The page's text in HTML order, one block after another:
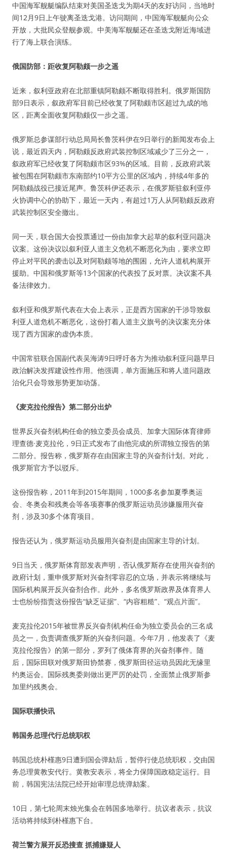
中国海军舰艇编队结束对美国圣迭戈为期4天的友好访问，当地时
间12月9日上午驶离圣迭戈港。访问期间，中国海军舰艇向公众
开放，大批民众登舰参观。中美海军舰艇还在圣迭戈附近海域进
行了海上联合演练。
俄国防部：距收复阿勒颇一步之遥
近来，叙利亚政府在北部重镇阿勒颇不断取得胜利。俄罗斯国防
部9日表示，叙政府军目前已经收复了阿勒颇市区超过九成的地
区，距离全面收复阿勒颇仅一步之遥。
俄罗斯总参谋部行动总局局长鲁茨科伊在9日举行的新闻发布会上
说，最近四天内，阿勒颇反政府武装控制区域减少了三分之一，
叙政府军已经收复了阿勒颇市区93%的区域。目前，反政府武装
被包围在阿勒颇市东南部约10平方公里的区域内，持续4年多的
阿勒颇战役已接近尾声。鲁茨科伊还表示，在俄罗斯驻叙利亚停
火协调中心的协助下，最近一天内，有超过1万人从阿勒颇反政府
武装控制区安全撤出。
同一天，联合国大会投票通过一份由加拿大起草的叙利亚问题决
议案。这份决议以叙利亚人道主义危机不断恶化为由，要求立即
停止对平民的袭击以及对阿勒颇等地的围困，允许人道机构展开
援助。中国和俄罗斯等13个国家的代表投了反对票。决议案不具
备法律效力。
叙利亚和俄罗斯代表在大会上表示，正是西方国家的干涉导致叙
利亚人道危机不断恶化，这份打着人道主义旗号的决议案充分体
现了西方国家的虚伪本质。
中国常驻联合国副代表吴海涛9日呼吁各方为推动叙利亚问题早日
政治解决发挥建设性作用。他强调，单方面施压和将人道问题政
治化只会导致形势更加动荡。
《麦克拉伦报告》第二部分出炉
世界反兴奋剂机构任命的独立委员会成员、加拿大国际体育律师
理查德·麦克拉伦，9日正式发布了由他完成的所谓独立报告的第
二部分。报告称，俄罗斯存在由国家主导的兴奋剂计划。对此，
俄罗斯官方予以驳斥。
这份报告称，2011年到2015年期间，1000多名参加夏季奥运
会、冬奥会和残奥会等各项赛事的俄罗斯运动员涉嫌服用兴奋
剂，涉及30多个体育项目。
报告还认为，俄罗斯运动员服用兴奋剂是由国家主导的计划。
9日当天，俄罗斯体育部发表声明，否认俄罗斯存在使用兴奋剂的
政府计划，重申俄罗斯对兴奋剂零容忍的立场，并表示将继续与
国际机构展开反兴奋剂合作。此外，多名俄罗斯政界及体育界人
士也纷纷指责这份报告“缺乏证据”、“内容粗糙”、“观点片面”。
麦克拉伦2015年被世界反兴奋剂机构任命为独立委员会的三名成
员之一，负责调查俄罗斯的兴奋剂问题。今年7月，他发表了《麦
克拉伦报告》的第一部分，罗列了俄体育界的兴奋剂事件。随
后，国际田联对俄罗斯田协禁赛，俄罗斯田径运动员因此无缘里
约奥运会。国际残奥委则做出更严厉的处罚，全面禁止俄罗斯参
加里约残奥会。
国际联播快讯
韩国务总理代行总统职权
韩国总统朴槿惠9日遭到国会弹劾后，暂停行使总统职权，交由国
务总理黄教安代行。黄教安表示，将全力保障国政稳定运行。目
前，韩国宪法法院已经开始审理总统弹劾案。
10日，第七轮周末烛光集会在韩国多地举行。抗议者表示，抗议
活动将持续到朴槿惠下台。
荷兰警方展开反恐搜查 抓捕嫌疑人